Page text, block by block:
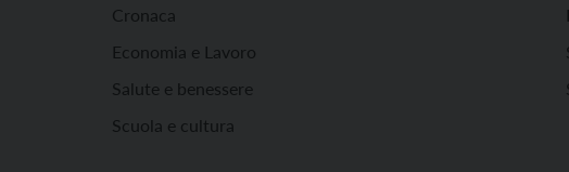
Cronaca
Economia e Lavoro
Salute e benessere
Scuola e cultura